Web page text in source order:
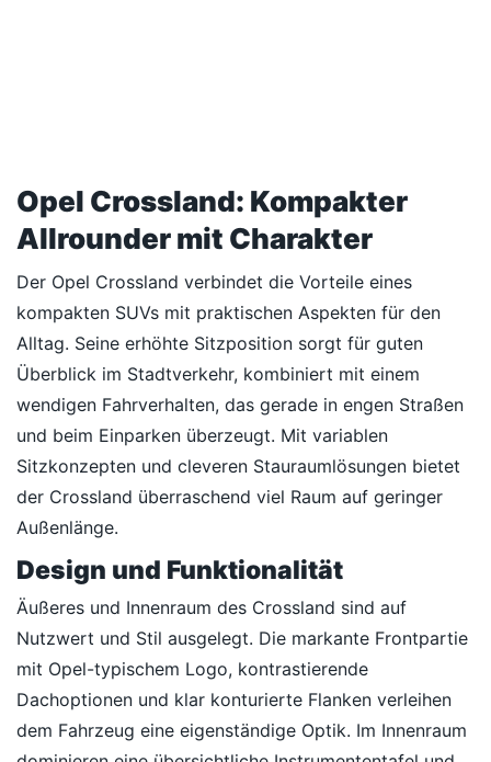
Opel Crossland: Kompakter
Allrounder mit Charakter
Der Opel Crossland verbindet die Vorteile eines
kompakten SUVs mit praktischen Aspekten für den
Alltag. Seine erhöhte Sitzposition sorgt für guten
Überblick im Stadtverkehr, kombiniert mit einem
wendigen Fahrverhalten, das gerade in engen Straßen
und beim Einparken überzeugt. Mit variablen
Sitzkonzepten und cleveren Stauraumlösungen bietet
der Crossland überraschend viel Raum auf geringer
Außenlänge.
Design und Funktionalität
Äußeres und Innenraum des Crossland sind auf
Nutzwert und Stil ausgelegt. Die markante Frontpartie
mit Opel-typischem Logo, kontrastierende
Dachoptionen und klar konturierte Flanken verleihen
dem Fahrzeug eine eigenständige Optik. Im Innenraum